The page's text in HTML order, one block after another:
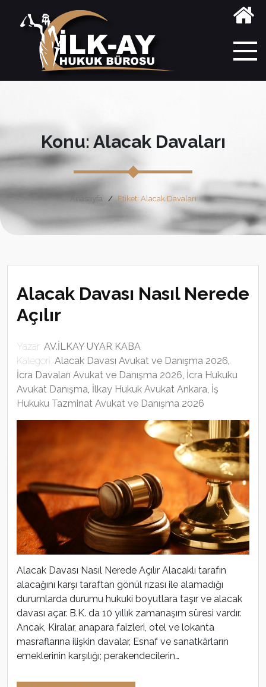
Konu: Alacak Davaları
Anasayfa Etiket: Alacak Davaları
Alacak Davası Nasıl Nerede
Açılır
Yazar: AV.İLKAY UYAR KABA
Kategori: Alacak Davası Avukat ve Danışma 2026,
İcra Davaları Avukat ve Danışma 2026, İcra Hukuku
Avukat Danışma, İlkay Hukuk Avukat Ankara, İş
Hukuku Tazminat Avukat ve Danışma 2026
Alacak Davası Nasıl Nerede Açılır Alacaklı tarafın
alacağını karşı taraftan gönül rızası ile alamadığı
durumlarda durumu hukuki boyutlara taşır ve alacak
davası açar. B.K. da 10 yıllık zamanaşım süresi vardır.
Ancak, Kiralar, anapara faizleri, otel ve lokanta
masraflarına ilişkin davalar, Esnaf ve sanatkârların
emeklerinin karşılığı; perakendecilerin…